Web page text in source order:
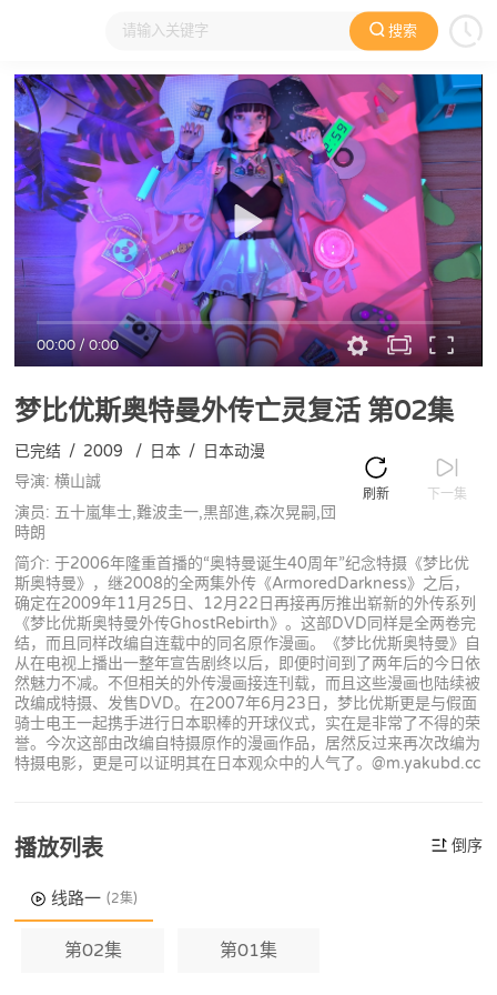
搜索
大家在看 日本动漫 国产动漫 欧美动漫 动漫电影
00:00/0:00
梦比优斯奥特曼外传亡灵复活 第02集
下一集
刷新
已完结 / 2009 / 日本 / 日本动漫
导演: 横山誠
演员: 五十嵐隼士,難波圭一,黒部進,森次晃嗣,団
時朗
简介: 于2006年隆重首播的“奥特曼诞生40周年”纪念特摄《梦比优
斯奥特曼》，继2008的全两集外传《ArmoredDarkness》之后，
确定在2009年11月25日、12月22日再接再厉推出崭新的外传系列
《梦比优斯奥特曼外传GhostRebirth》。这部DVD同样是全两卷完
结，而且同样改编自连载中的同名原作漫画。《梦比优斯奥特曼》自
从在电视上播出一整年宣告剧终以后，即便时间到了两年后的今日依
然魅力不减。不但相关的外传漫画接连刊载，而且这些漫画也陆续被
改编成特摄、发售DVD。在2007年6月23日，梦比优斯更是与假面
骑士电王一起携手进行日本职棒的开球仪式，实在是非常了不得的荣
誉。今次这部由改编自特摄原作的漫画作品，居然反过来再次改编为
特摄电影，更是可以证明其在日本观众中的人气了。@m.yakubd.cc
播放列表 倒序
线路一 (2集)
第02集 第01集